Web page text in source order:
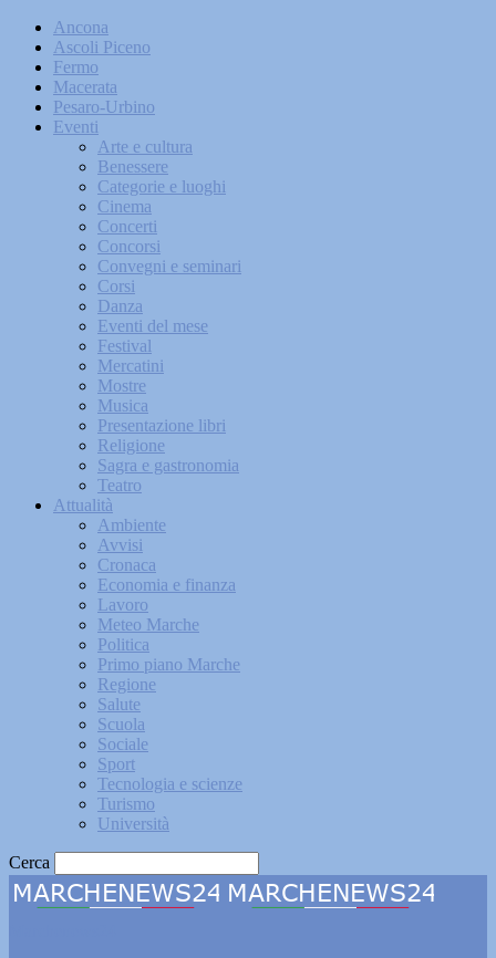
Ancona
Ascoli Piceno
Fermo
Macerata
Pesaro-Urbino
Eventi
Arte e cultura
Benessere
Categorie e luoghi
Cinema
Concerti
Concorsi
Convegni e seminari
Corsi
Danza
Eventi del mese
Festival
Mercatini
Mostre
Musica
Presentazione libri
Religione
Sagra e gastronomia
Teatro
Attualità
Ambiente
Avvisi
Cronaca
Economia e finanza
Lavoro
Meteo Marche
Politica
Primo piano Marche
Regione
Salute
Scuola
Sociale
Sport
Tecnologia e scienze
Turismo
Università
Cerca